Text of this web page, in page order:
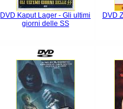
DVD Kaput Lager - Gli ultimi
giorni delle SS
DVD